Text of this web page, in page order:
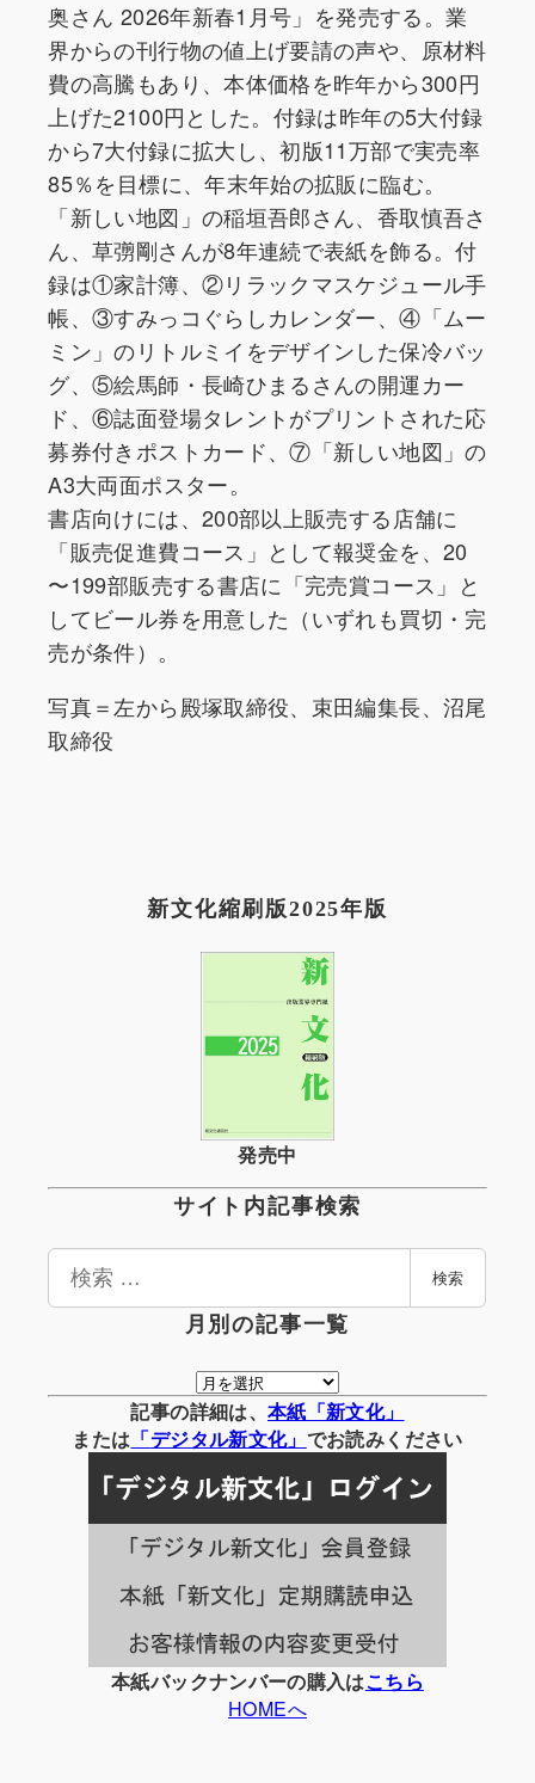
奥さん 2026年新春1月号」を発売する。業
界からの刊行物の値上げ要請の声や、原材料
費の高騰もあり、本体価格を昨年から300円
上げた2100円とした。付録は昨年の5大付録
から7大付録に拡大し、初版11万部で実売率
85％を目標に、年末年始の拡販に臨む。
「新しい地図」の稲垣吾郎さん、香取慎吾さ
ん、草彅剛さんが8年連続で表紙を飾る。付
録は①家計簿、②リラックマスケジュール手
帳、③すみっコぐらしカレンダー、④「ムー
ミン」のリトルミイをデザインした保冷バッ
グ、⑤絵馬師・長崎ひまるさんの開運カー
ド、⑥誌面登場タレントがプリントされた応
募券付きポストカード、⑦「新しい地図」の
A3大両面ポスター。
書店向けには、200部以上販売する店舗に
「販売促進費コース」として報奨金を、20
〜199部販売する書店に「完売賞コース」と
してビール券を用意した（いずれも買切・完
売が条件）。
写真＝左から殿塚取締役、束田編集長、沼尾
取締役
新文化縮刷版2025年版
発売中
サイト内記事検索
検
検索
月別の記事一覧
月
別
の
事
一
覧
記事の詳細は、 本紙「新文化」
または 「デジタル新文化」 でお読みください
本紙バックナンバーの購入はこちら
HOMEへ